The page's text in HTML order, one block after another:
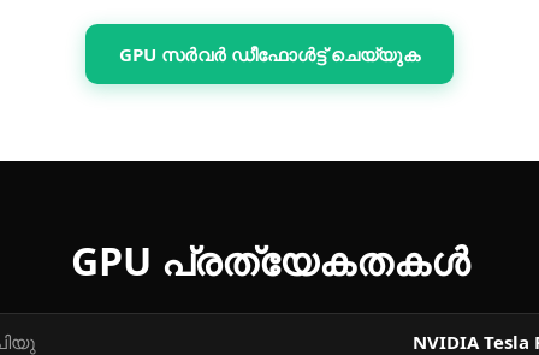
GPU സര്‍വര്‍ ഡീഫോള്‍ട്ട് ചെയ്യുക
GPU പ്രത്യേകതകള്‍
NVIDIA Tesla